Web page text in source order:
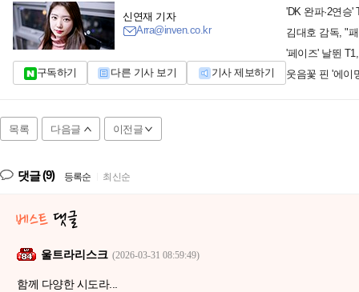
신연재 기자
Arra@inven.co.kr
구독하기 다른 기사 보기 기사 제보하기
'DK 완파·2연승
김대호 감독, "
'페이즈' 날뛴
웃음꽃 핀 '에이
목록 다음글 이전글
댓글(9) 등록순 최신순
울트라리스크 (2026-03-31 08:59:49)
함께 다양한 시도라...